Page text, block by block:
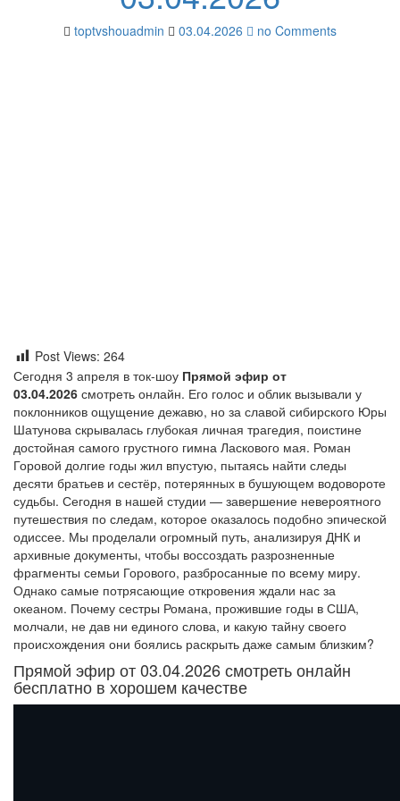
toptvshouadmin 03.04.2026 no Comments
Post Views: 264
Сегодня 3 апреля в ток-шоу Прямой эфир от
03.04.2026 смотреть онлайн. Его голос и облик вызывали у
поклонников ощущение дежавю, но за славой сибирского Юры
Шатунова скрывалась глубокая личная трагедия, поистине
достойная самого грустного гимна Ласкового мая. Роман
Горовой долгие годы жил впустую, пытаясь найти следы
десяти братьев и сестёр, потерянных в бушующем водовороте
судьбы. Сегодня в нашей студии — завершение невероятного
путешествия по следам, которое оказалось подобно эпической
одиссее. Мы проделали огромный путь, анализируя ДНК и
архивные документы, чтобы воссоздать разрозненные
фрагменты семьи Горового, разбросанные по всему миру.
Однако самые потрясающие откровения ждали нас за
океаном. Почему сестры Романа, прожившие годы в США,
молчали, не дав ни единого слова, и какую тайну своего
происхождения они боялись раскрыть даже самым близким?
Прямой эфир от 03.04.2026 смотреть онлайн
бесплатно в хорошем качестве